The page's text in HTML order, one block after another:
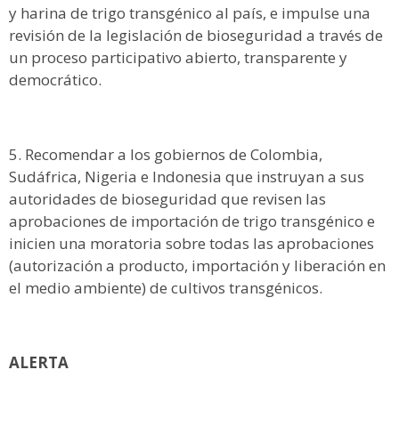
y harina de trigo transgénico al país, e impulse una
revisión de la legislación de bioseguridad a través de
un proceso participativo abierto, transparente y
democrático.
Recomendar a los gobiernos de Colombia,
Sudáfrica, Nigeria e Indonesia que instruyan a sus
autoridades de bioseguridad que revisen las
aprobaciones de importación de trigo transgénico e
inicien una moratoria sobre todas las aprobaciones
(autorización a producto, importación y liberación en
el medio ambiente) de cultivos transgénicos.
ALERTA